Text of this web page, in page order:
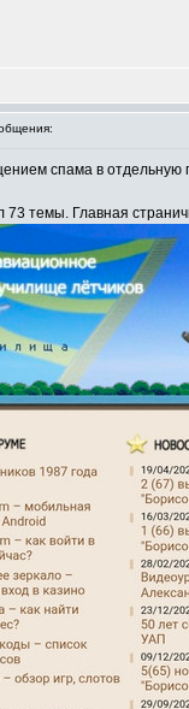
спама в отдельную
темы. Главная